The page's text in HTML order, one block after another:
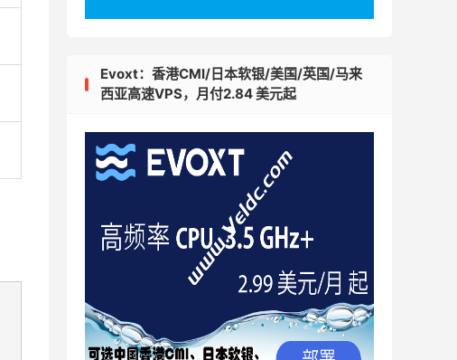
Evoxt：香港CMI/日本软银/美国/英国/马来
西亚高速VPS，月付2.84 美元起